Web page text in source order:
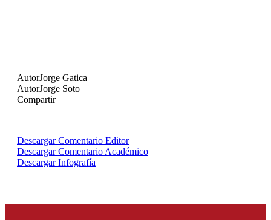
AutorJorge Gatica
AutorJorge Soto
Compartir
Descargar Comentario Editor
Descargar Comentario Académico
Descargar Infografía